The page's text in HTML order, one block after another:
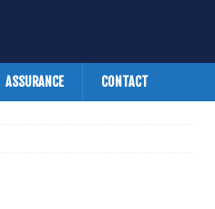
ASSURANCE CONTACT